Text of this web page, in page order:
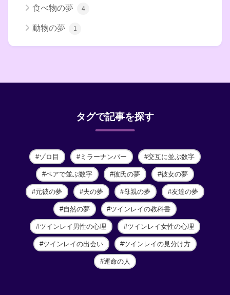
食べ物の夢 4
動物の夢 1
タグで記事を探す
ゾロ目 ミラーナンバー 交互に並ぶ数字
ペアで並ぶ数字 彼氏の夢 彼女の夢
元彼の夢 夫の夢 母親の夢 友達の夢
自然の夢 ツインレイの教科書
ツインレイ男性の心理 ツインレイ女性の心理
ツインレイの出会い ツインレイの見分け方
運命の人